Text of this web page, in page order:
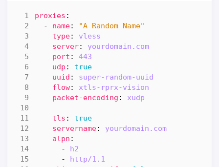
proxies :
- name:
"A Random Name"
type:
vless
server:
yourdomain.com
port :
443
udp :
true
uuid :
super-random-uuid
flow:
xtls-rprx-vision
packet-encoding : xudp
tls :
true
servername:
yourdomain.com
alpn :
- h2
- http/1.1